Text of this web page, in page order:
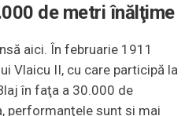
de metri înălţime
aici. În februarie 1911
Vlaicu II, cu care participă la
în faţa a 30.000 de
performanţele sunt şi mai